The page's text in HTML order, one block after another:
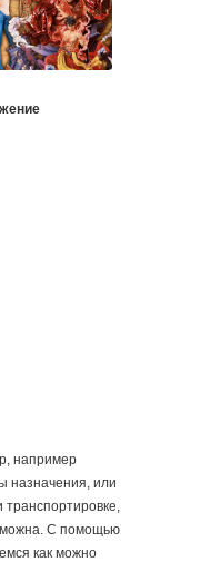
например
назначения, или
С помощью
как можно